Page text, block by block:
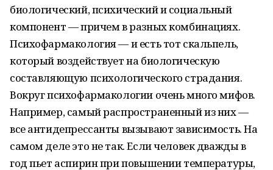
биологический, психический и социальный
компонент — причем в разных комбинациях.
Психофармакология — и есть тот скальпель,
который воздействует на биологическую
составляющую психологического страдания.
Вокруг психофармакологии очень много мифов.
Например, самый распространенный из них —
все антидепрессанты вызывают зависимость. На
самом деле это не так. Если человек дважды в
год пьет аспирин при повышении температуры,